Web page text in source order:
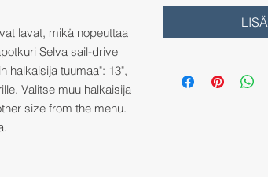
lavat, mikä nopeuttaa
Selva sail-drive
halkaisija tuumaa": 13",
Valitse muu halkaisija
size from the menu.